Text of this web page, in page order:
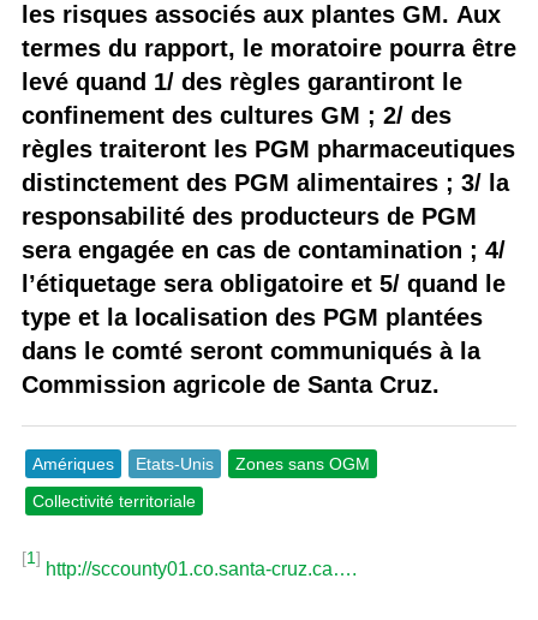
les risques associés aux plantes GM. Aux
termes du rapport, le moratoire pourra être
levé quand 1/ des règles garantiront le
confinement des cultures GM ; 2/ des
règles traiteront les PGM pharmaceutiques
distinctement des PGM alimentaires ; 3/ la
responsabilité des producteurs de PGM
sera engagée en cas de contamination ; 4/
l’étiquetage sera obligatoire et 5/ quand le
type et la localisation des PGM plantées
dans le comté seront communiqués à la
Commission agricole de Santa Cruz.
Amériques Etats-Unis
Zones sans OGM
Collectivité territoriale
[1]
http://sccounty01.co.santa-cruz.ca….